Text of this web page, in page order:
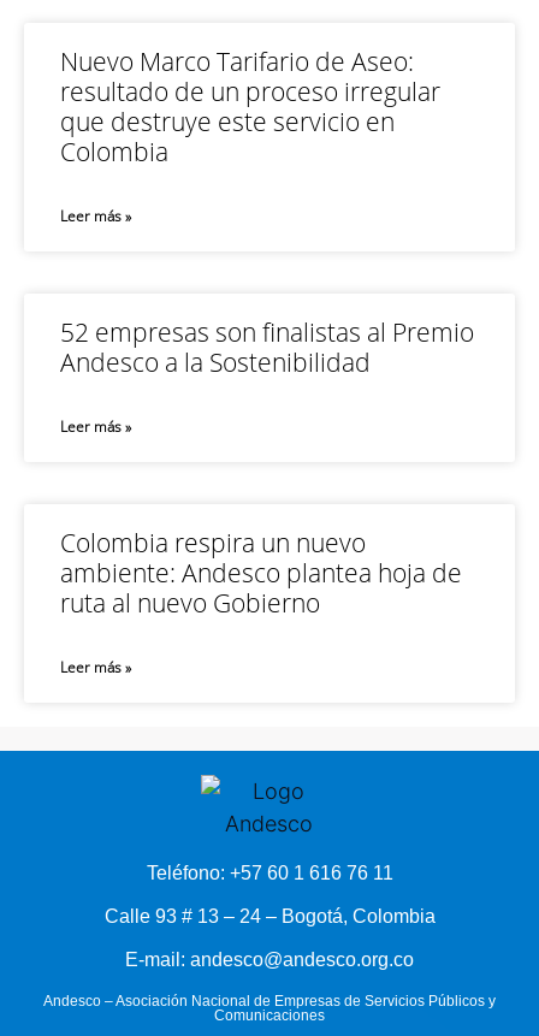
Nuevo Marco Tarifario de Aseo:
resultado de un proceso irregular
que destruye este servicio en
Colombia
Leer más »
52 empresas son finalistas al Premio
Andesco a la Sostenibilidad
Leer más »
Colombia respira un nuevo
ambiente: Andesco plantea hoja de
ruta al nuevo Gobierno
Leer más »
Teléfono: +57 60 1 616 76 11
Calle 93 # 13 – 24 – Bogotá, Colombia
E-mail: andesco@andesco.org.co
Andesco – Asociación Nacional de Empresas de Servicios Públicos y
Comunicaciones